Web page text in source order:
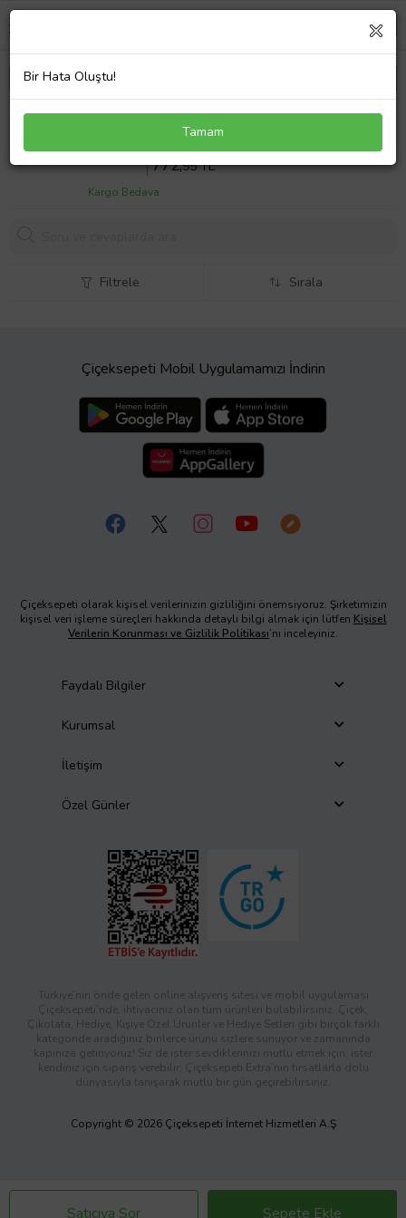
Lecoo CM101 USB Kablolu Türkçe Q Klavye -
Mouse Set BeyazSepette %7 İndirim
772,95 TL
Kargo Bedava
Satıcıya Sor Sepete Ekle
Filtrele Sırala
Çiçeksepeti Mobil Uygulamamızı İndirin
Çiçeksepeti olarak kişisel verilerinizin gizliliğini önemsiyoruz. Şirketimizin
kişisel veri işleme süreçleri hakkında detaylı bilgi almak için lütfen Kişisel
Verilerin Korunması ve Gizlilik Politikası’nı inceleyiniz.
Faydalı Bilgiler
Kurumsal
İletişim
Özel Günler
Türkiye’nin önde gelen online alışveriş sitesi ve mobil uygulaması
Çiçeksepeti’nde, ihtiyacınız olan tüm ürünleri bulabilirsiniz. Çiçek,
Çikolata, Hediye, Kişiye Özel Ürünler ve Hediye Setleri gibi birçok farklı
kategoride aradığınız binlerce ürünü sizlere sunuyor ve zamanında
kapınıza getiriyoruz! Siz de ister sevdiklerinizi mutlu etmek için, ister
kendiniz için sipariş verebilir; Çiçeksepeti Extra’nın fırsatlarla dolu
dünyasıyla tanışarak mutlu bir gün geçirebilirsiniz.
Copyright © 2026 Çiçeksepeti İnternet Hizmetleri A.Ş
Bir Hata Oluştu!
Tamam